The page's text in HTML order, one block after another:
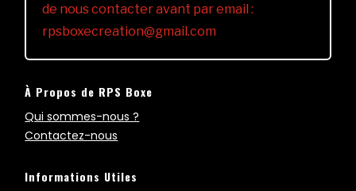
de nous contacter avant par email :
rpsboxecreation@gmail.com
À Propos de RPS Boxe
Qui sommes-nous ?
Contactez-nous
Informations Utiles